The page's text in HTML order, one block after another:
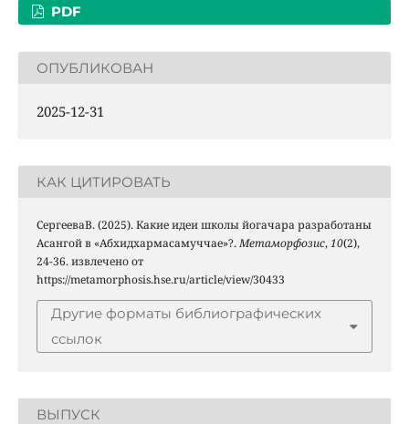
PDF
ОПУБЛИКОВАН
2025-12-31
КАК ЦИТИРОВАТЬ
СергееваВ. (2025). Какие идеи школы йогачара разработаны
Асангой в «Абхидхармасамуччае»?.Метаморфозис,10(2),
24-36. извлечено от
https://metamorphosis.hse.ru/article/view/30433
Другие форматы библиографических
ссылок
ВЫПУСК